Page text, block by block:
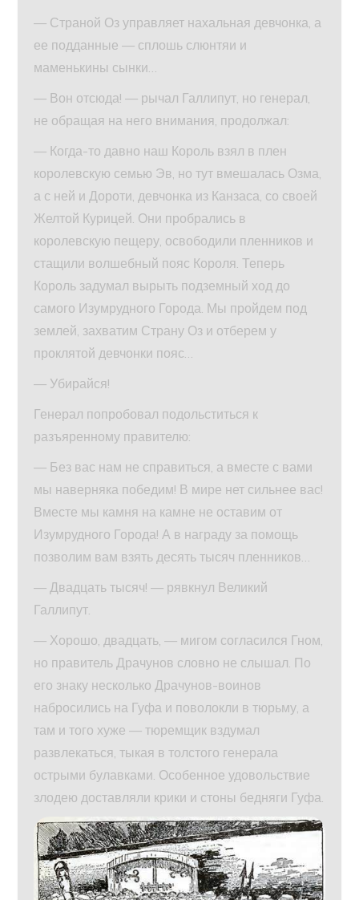
— Страной Оз управляет нахальная девчонка, а
ее подданные — сплошь слюнтяи и
маменькины сынки…
— Вон отсюда! — рычал Галлипут, но генерал,
не обращая на него внимания, продолжал:
— Когда-то давно наш Король взял в плен
королевскую семью Эв, но тут вмешалась Озма,
а с ней и Дороти, девчонка из Канзаса, со своей
Желтой Курицей. Они пробрались в
королевскую пещеру, освободили пленников и
стащили волшебный пояс Короля. Теперь
Король задумал вырыть подземный ход до
самого Изумрудного Города. Мы пройдем под
землей, захватим Страну Оз и отберем у
проклятой девчонки пояс…
— Убирайся!
Генерал попробовал подольститься к
разъяренному правителю:
— Без вас нам не справиться, а вместе с вами
мы наверняка победим! В мире нет сильнее вас!
Вместе мы камня на камне не оставим от
Изумрудного Города! А в награду за помощь
позволим вам взять десять тысяч пленников…
— Двадцать тысяч! — рявкнул Великий
Галлипут.
— Хорошо, двадцать, — мигом согласился Гном,
но правитель Драчунов словно не слышал. По
его знаку несколько Драчунов-воинов
набросились на Гуфа и поволокли в тюрьму, а
там и того хуже — тюремщик вздумал
развлекаться, тыкая в толстого генерала
острыми булавками. Особенное удовольствие
злодею доставляли крики и стоны бедняги Гуфа.